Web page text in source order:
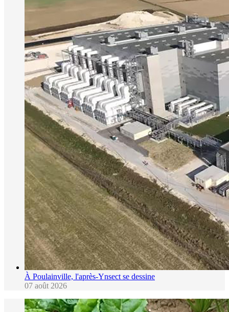
À Poulainville, l'après-Ynsect se dessine
07 août 2026